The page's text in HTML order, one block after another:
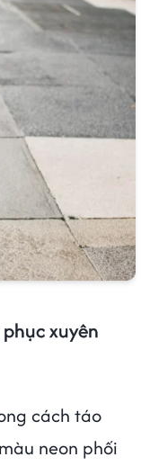
xuyên
cách táo
neon phối